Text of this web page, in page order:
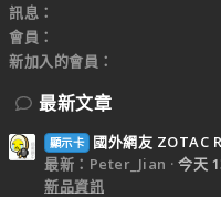
訊息
會員
新加入的會員
最新文章
顯示卡
國外網友 ZOTAC
最新：Peter_Jian
今天
新品資訊